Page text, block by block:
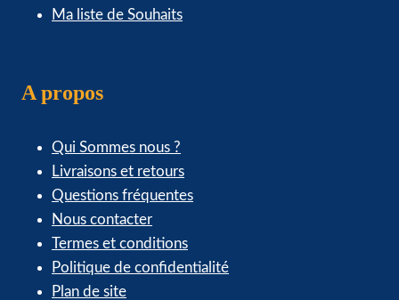
Ma liste de Souhaits
A propos
Qui Sommes nous ?
Livraisons et retours
Questions fréquentes
Nous contacter
Termes et conditions
Politique de confidentialité
Plan de site